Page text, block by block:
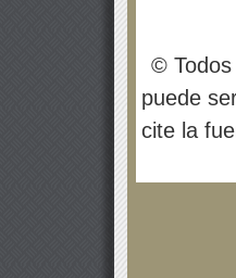
© Todos
puede
cite la